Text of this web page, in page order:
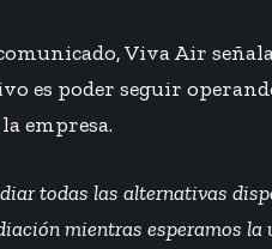
Viva Air
es poder seguir
empresa.
todas las alternativas
mientras esperamos